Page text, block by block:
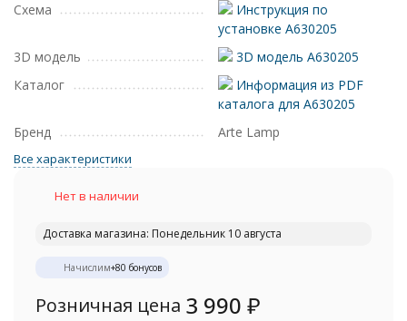
Схема
Инструкция по
установке A630205
3D модель
3D модель A630205
Каталог
Информация из PDF
каталога для A630205
Бренд
Arte Lamp
Все характеристики
Нет в наличии
Доставка магазина: Понедельник 10 августа
Начислим+80 бонусов
Розничная цена 3 990 ₽